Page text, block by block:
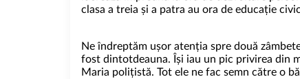
clasa a treia și a patra au ora de educație
Ne îndreptăm ușor atenția spre două
fost dintotdeauna. Își iau un pic privirea din
Maria polițistă. Tot ele ne fac semn către o